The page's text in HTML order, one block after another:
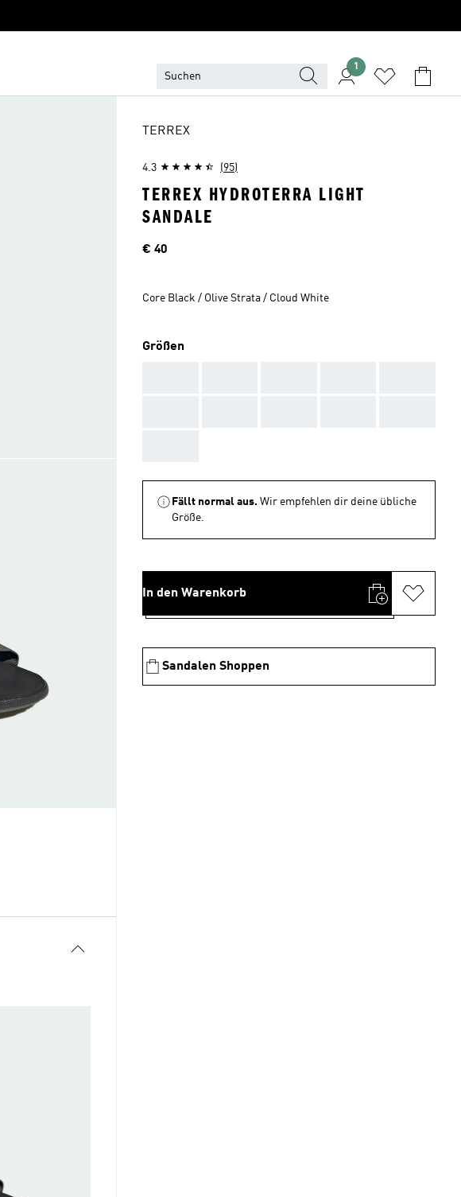
1
TERREX
4.3 (95)
TERREX HYDROTERRA LIGHT
SANDALE
Preis
€ 40
Core Black / Olive Strata / Cloud White
Größen
Fällt normal aus. Wir empfehlen dir deine übliche
Größe.
In den Warenkorb
Sandalen Shoppen